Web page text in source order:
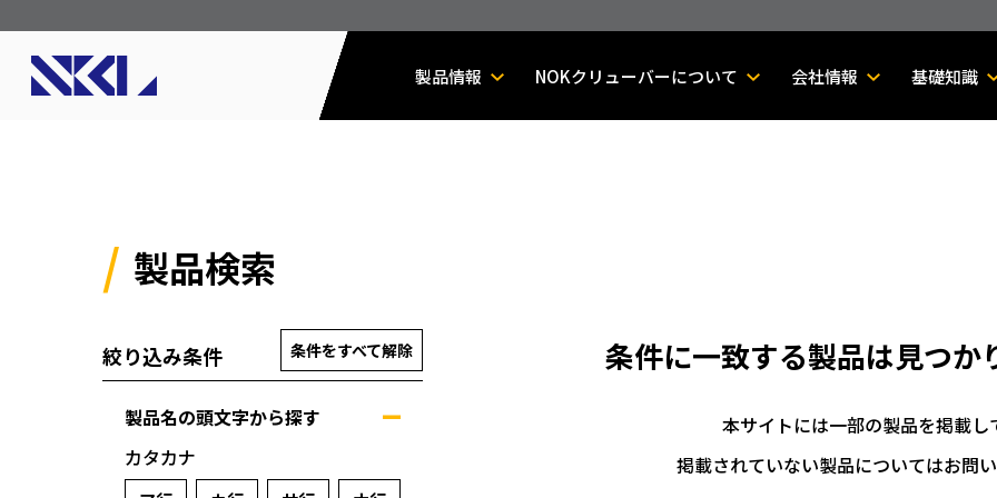
製品情報 NOKクリューバーについて 会社情報 基礎知識
製品検索
絞り込み条件 条件をすべて解除
製品名の頭文字から探す
カタカナ
条件に一致する製品は見つか
本サイトには一部の製品を掲載し
掲載されていない製品についてはお問